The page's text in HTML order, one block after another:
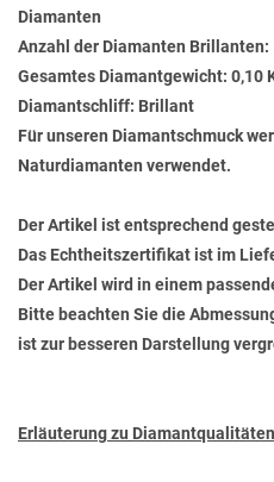
Diamanten
Anzahl der Diamanten Brillanten:
Gesamtes Diamantgewicht: 0,10
Diamantschliff: Brillant
Für unseren Diamantschmuck
Naturdiamanten verwendet.
Der Artikel ist entsprechend
Das Echtheitszertifikat ist im
Der Artikel wird in einem
Bitte beachten Sie die
ist zur besseren Darstellung
Erläuterung zu